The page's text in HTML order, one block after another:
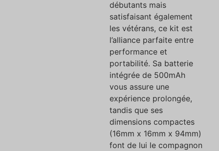
débutants mais
satisfaisant également
les vétérans, ce kit est
l’alliance parfaite entre
performance et
portabilité. Sa batterie
intégrée de 500mAh
vous assure une
expérience prolongée,
tandis que ses
dimensions compactes
(16mm x 16mm x 94mm)
font de lui le compagnon